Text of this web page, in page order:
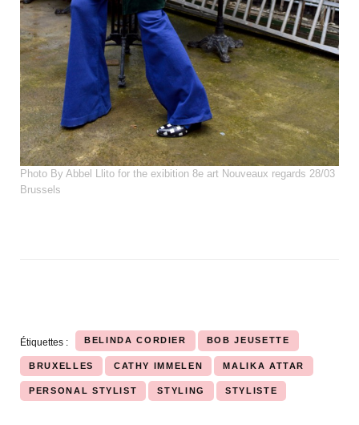
Photo By Abbel Llito for the exibition 8e art Nouveaux regards 28/03
Brussels
Étiquettes : BELINDA CORDIER BOB JEUSETTE
BRUXELLES CATHY IMMELEN MALIKA ATTAR
PERSONAL STYLIST STYLING STYLISTE